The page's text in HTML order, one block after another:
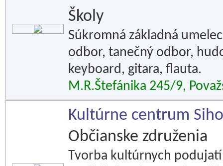
Školy
Súkromná základná
odbor, tanečný odbor,
keyboard, gitara, flauta.
M.R.Štefánika 245/9,
Kultúrne centrum
Občianske združenia
Tvorba kultúrnych